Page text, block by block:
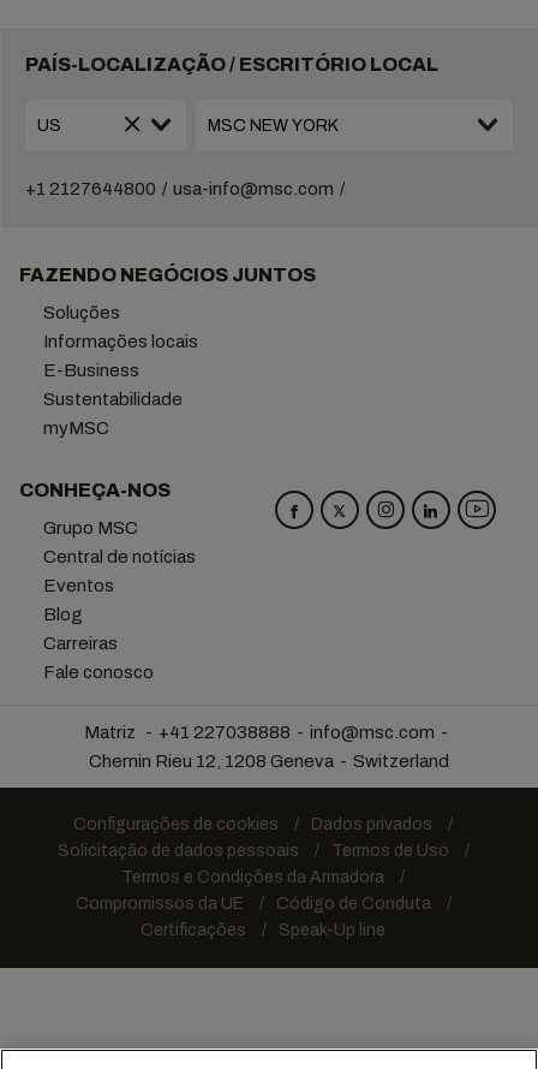
PAÍS-LOCALIZAÇÃO / ESCRITÓRIO LOCAL
+1 2127644800 usa-info@msc.com
FAZENDO NEGÓCIOS JUNTOS
Soluções
Informações locais
E-Business
Sustentabilidade
myMSC
CONHEÇA-NOS
Grupo MSC
Central de notícias
Eventos
Blog
Carreiras
Fale conosco
Matriz +41 227038888
info@msc.com
Chemin Rieu 12, 1208 Geneva
Switzerland
Configurações de cookies
Dados privados
Solicitação de dados pessoais
Termos de Uso
Termos e Condições da Armadora
Compromissos da UE
Código de Conduta
Certificações
Speak-Up line